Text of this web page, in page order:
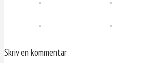
Skriv en kommentar